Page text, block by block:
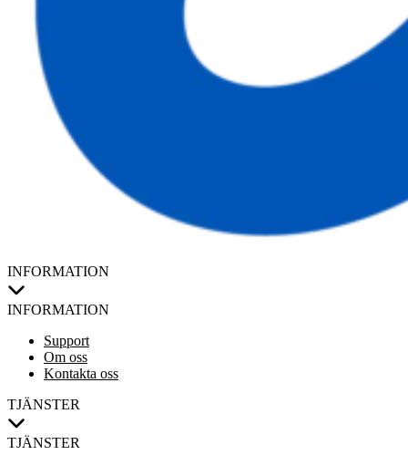
INFORMATION
INFORMATION
Support
Om oss
Kontakta oss
TJÄNSTER
TJÄNSTER